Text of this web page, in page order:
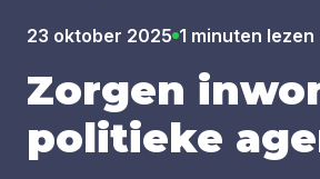
23 oktober 2025 1 minuten lezen
Zor­gen
poli­tie­ke